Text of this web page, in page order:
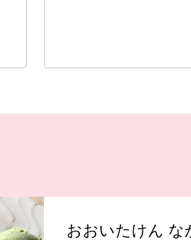
おおいたけん な